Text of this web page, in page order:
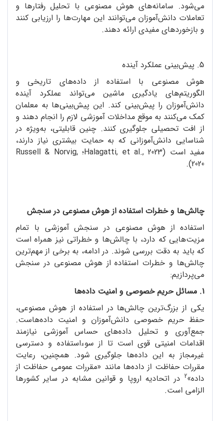
می‌شود. سامانه‌‌های هوش مصنوعی با تحلیل رفتارها و
تعاملات دانش‌آموزان می‌توانند این مهارت‌ها را ارزیابی کنند
و بازخوردهای مفیدی ارائه دهند.
5. پیش‌بینی عملکرد آینده
هوش مصنوعی با استفاده از داده‌های تاریخی و
الگوریتم‌های یادگیری ماشین می‌تواند عملکرد آینده
دانش‌آموزان را پیش‌بینی کند. این پیش‌بینی‌ها به معلمان
کمک می‌کنند به موقع مداخلات آموزشی لازم را انجام دهند و
از افت تحصیلی جلوگیری کنند. چنین قابلیتی، به‌ویژه در
شناسایی دانش‌آموزانی که به حمایت بیشتری نیاز دارند،
مفید است (Halagatti, et al., 2023؛ Russell & Norvig,
2020).
چالش‌ها و خطرات استفاده از هوش مصنوعی در سنجش
استفاده از هوش مصنوعی در سنجش آموزشی با تمام
مزیت‌هایی که دارد، با چالش‌ها و خطراتی نیز همراه است
که باید به دقت بررسی شوند. در ادامه، به برخی از مهم‌ترین
چالش‌ها و خطرات استفاده از هوش مصنوعی در سنجش
می‌پردازیم:
1. مسائل حریم خصوصی و امنیت داده‌ها
یکی از بزرگ‌ترین چالش‌ها در استفاده از هوش مصنوعی،
حفظ حریم خصوصی دانش‌آموزان و امنیت داده‌هاست.
جمع‌آوری و تحلیل داده‌های حساس آموزشی نیازمند
اقدامات امنیتی قوی است تا از سوءاستفاده و دسترسی
غیرمجاز به این داده‌ها جلوگیری شود. همچنین، رعایت
مقررات حفاظت از داده‌ها مانند «مقررات عمومی حفاظت از
داده»2 در اتحادیه اروپا و قوانین مشابه در سایر کشورها
الزامی است.